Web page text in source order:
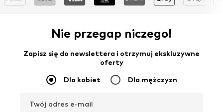
Nie przegap niczego!
Zapisz się do newslettera i otrzymuj ekskluzywne
oferty
Dla kobiet Dla mężczyzn
Twój adres e-mail